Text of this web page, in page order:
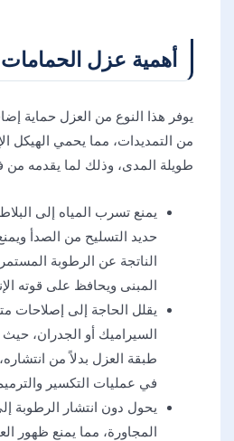
أهمية عزل الحمامات
يوفر هذا النوع من العزل حماية
من التمديدات، مما يحمي الهيكل
طويلة المدى، وذلك لما يقدمه من
يمنع تسرب المياه إلى
حديد التسليح من الصدأ
الناتجة عن الرطوبة
المبنى ويحافظ على قوته
يقلل الحاجة إلى إصلاحات
السيراميك أو الجدران،
طبقة العزل بدلاً من
في عمليات التكسير
يحول دون انتشار الرطوبة
المجاورة، مما يمنع ظهور